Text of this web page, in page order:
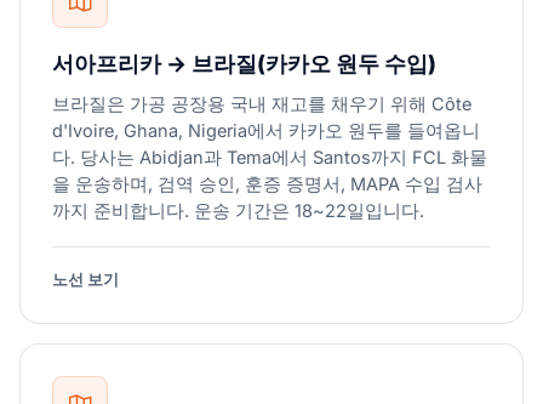
서아프리카 → 브라질(카카오 원두 수입)
브라질은 가공 공장용 국내 재고를 채우기 위해 Côte
d'Ivoire, Ghana, Nigeria에서 카카오 원두를 들여옵니
다. 당사는 Abidjan과 Tema에서 Santos까지 FCL 화물
을 운송하며, 검역 승인, 훈증 증명서, MAPA 수입 검사
까지 준비합니다. 운송 기간은 18~22일입니다.
노선 보기